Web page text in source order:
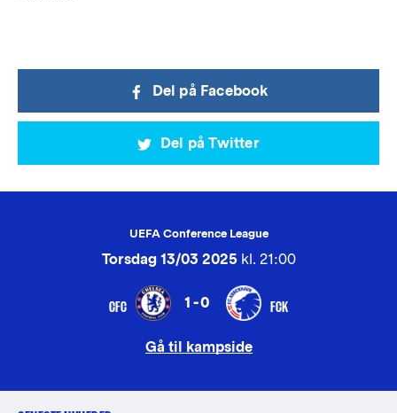
Del på Facebook
Del på Twitter
UEFA Conference League
Torsdag 13/03 2025kl. 21:00
CFC 1-0 FCK
Gå til kampside